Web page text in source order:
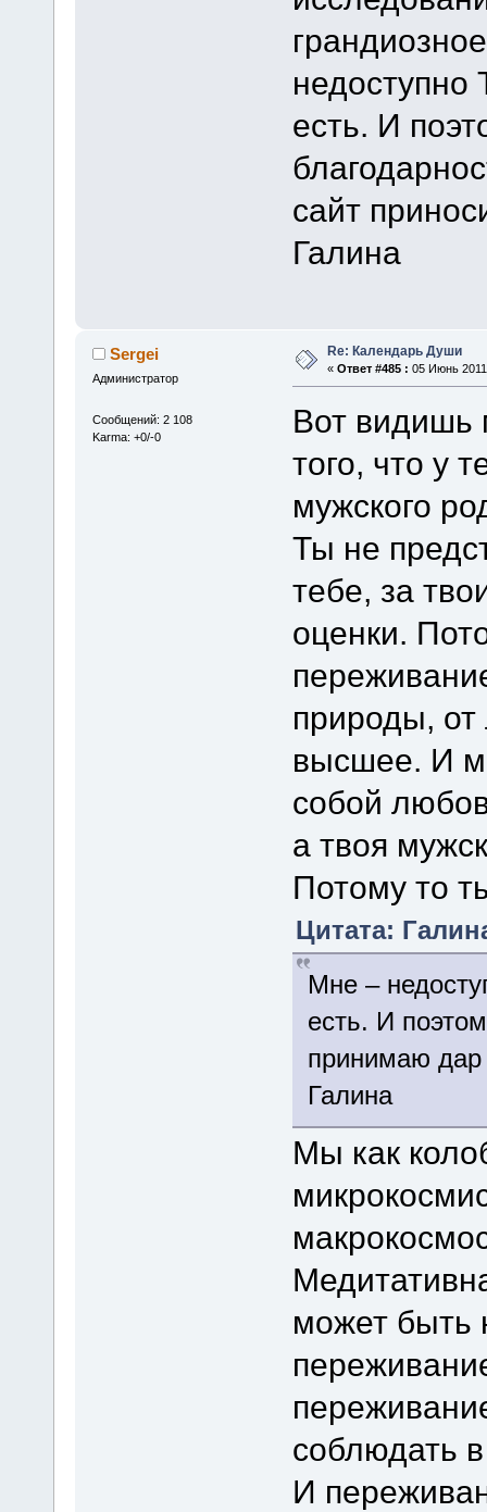
недоступно
есть. И
сайт
Галина
Sergei
Администратор
Сообщений: 2 108
Karma: +0/-0
Re: Календарь Души
« Ответ #485 : 05 Июнь
Вот
того, что у
мужского
Ты не
тебе, за
оценки.
природы,
высшее. И
собой
а твоя
Потому то
Цитата:
Мне –
есть. И
принимаю дар
Галина
Мы как
может быть
соблюдать
И